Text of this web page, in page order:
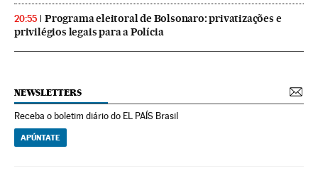
20:55
Programa eleitoral de Bolsonaro: privatizações e
privilégios legais para a Polícia
NEWSLETTERS
Receba o boletim diário do EL PAÍS Brasil
APÚNTATE